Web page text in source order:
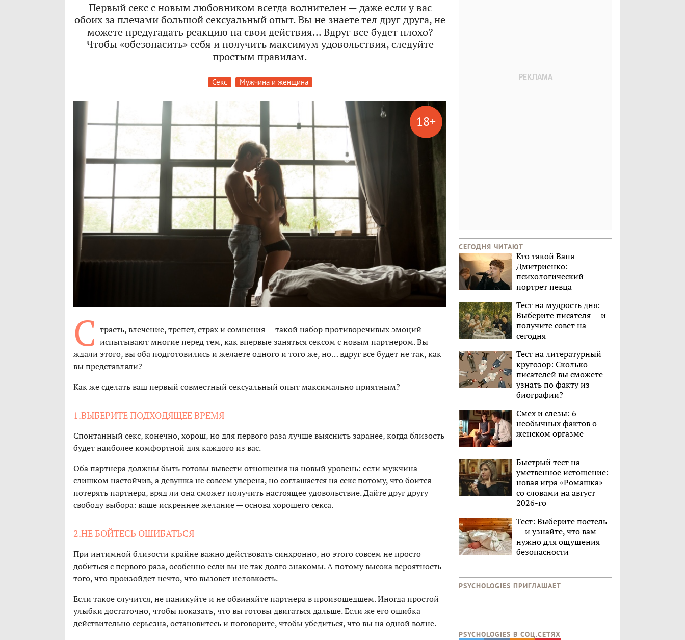
Первый секс с новым любовником всегда волнителен — даже если у вас
обоих за плечами большой сексуальный опыт. Вы не знаете тел друг друга, не
можете предугадать реакцию на свои действия... Вдруг все будет плохо?
Чтобы «обезопасить» себя и получить максимум удовольствия, следуйте
простым правилам.
Секс Мужчина и женщина
18+
С трасть, влечение, трепет, страх и сомнения — такой набор противоречивых эмоций
испытывают многие перед тем, как впервые заняться сексом с новым партнером. Вы
ждали этого, вы оба подготовились и желаете одного и того же, но… вдруг все будет не так, как
вы представляли?
Как же сделать ваш первый совместный сексуальный опыт максимально приятным?
1.ВЫБЕРИТЕ ПОДХОДЯЩЕЕ ВРЕМЯ
Спонтанный секс, конечно, хорош, но для первого раза лучше выяснить заранее, когда близость
будет наиболее комфортной для каждого из вас.
Оба партнера должны быть готовы вывести отношения на новый уровень: если мужчина
слишком настойчив, а девушка не совсем уверена, но соглашается на секс потому, что боится
потерять партнера, вряд ли она сможет получить настоящее удовольствие. Дайте друг другу
свободу выбора: ваше искреннее желание — основа хорошего секса.
2.НЕ БОЙТЕСЬ ОШИБАТЬСЯ
При интимной близости крайне важно действовать синхронно, но этого совсем не просто
добиться с первого раза, особенно если вы не так долго знакомы. А потому высока вероятность
того, что произойдет нечто, что вызовет неловкость.
Если такое случится, не паникуйте и не обвиняйте партнера в произошедшем. Иногда простой
улыбки достаточно, чтобы показать, что вы готовы двигаться дальше. Если же его ошибка
действительно серьезна, остановитесь и поговорите, чтобы убедиться, что вы на одной волне.
СЕГОДНЯ ЧИТАЮТ
Кто такой Ваня
Дмитриенко:
психологический
портрет певца
Тест на мудрость дня:
Выберите писателя — и
получите совет на
сегодня
Тест на литературный
кругозор: Сколько
писателей вы сможете
узнать по факту из
биографии?
Смех и слезы: 6
необычных фактов о
женском оргазме
Быстрый тест на
умственное истощение:
новая игра «Ромашка»
со словами на август
2026-го
Тест: Выберите постель
— и узнайте, что вам
нужно для ощущения
безопасности
PSYCHOLOGIES ПРИГЛАШАЕТ
PSYCHOLOGIES В CОЦ.СЕТЯХ